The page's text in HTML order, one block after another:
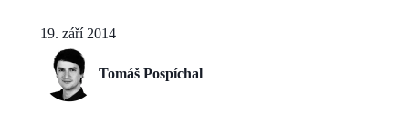
19. září 2014
Tomáš Pospíchal